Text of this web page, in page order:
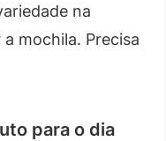
na
mochila. Precisa
para o dia